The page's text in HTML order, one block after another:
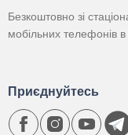
Безкоштовно зі
мобільних телефонів в
Приєднуйтесь